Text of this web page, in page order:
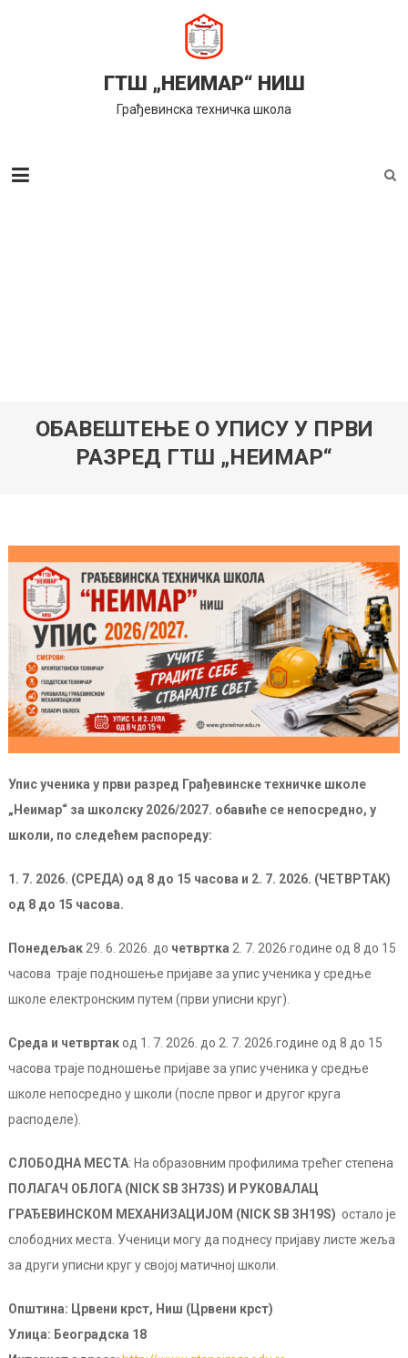
ГТШ „НЕИМАР“ НИШ
Грађевинска техничка школа
ОБАВЕШТЕЊЕ О УПИСУ У ПРВИ
РАЗРЕД ГТШ „НЕИМАР“
Упис ученика у први разред Грађевинске техничке школе
„Неимар“ за школску 2026/2027. обавиће се непосредно, у
школи, по следећем распореду:
1. 7. 2026. (СРЕДА) од 8 до 15 часова и 2. 7. 2026. (ЧЕТВРТАК)
од 8 до 15 часова.
Понедељак29. 6. 2026. до четвртка 2. 7. 2026.године од 8 до 15
часова траје подношење пријаве за упис ученика у средње
школе електронским путем (први уписни круг).
Среда и четвртакод 1. 7. 2026. до 2. 7. 2026.године од 8 до 15
часова траје подношење пријаве за упис ученика у средње
школе непосредно у школи (после првог и другог круга
расподеле).
СЛОБОДНА МЕСТА: На образовним профилима трећег степена
ПОЛАГАЧ ОБЛОГА (NICK SB 3H73S) И РУКОВАЛАЦ
ГРАЂЕВИНСКОМ МЕХАНИЗАЦИЈОМ (NICK SB 3H19S) остало је
слободних места. Ученици могу да поднесу пријаву листе жеља
за други уписни круг у својој матичној школи.
Општина: Црвени крст, Ниш (Црвени крст)
Улица: Београдска 18